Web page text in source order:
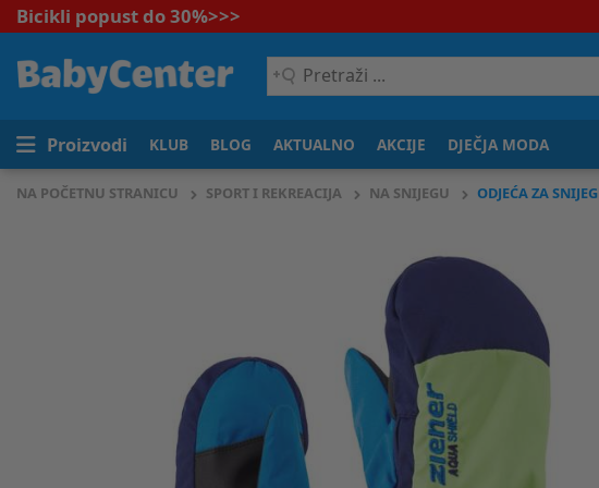
Bicikli popust do 30%>>>
Pretraži
...
Proizvodi KLUB BLOG AKTUALNO AKCIJE DJEČJA MODA
NA POČETNU STRANICU SPORT I REKREACIJA NA SNIJEGU ODJEĆA ZA SNIJEG